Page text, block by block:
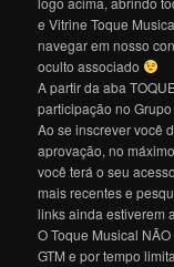
e Vitrine Toque
navegar em nosso
oculto associado
A partir da aba
participação no
Ao se inscrever você
aprovação, no
você terá o seu
mais recentes e
links ainda estiverem
O Toque Musical
GTM e por tempo